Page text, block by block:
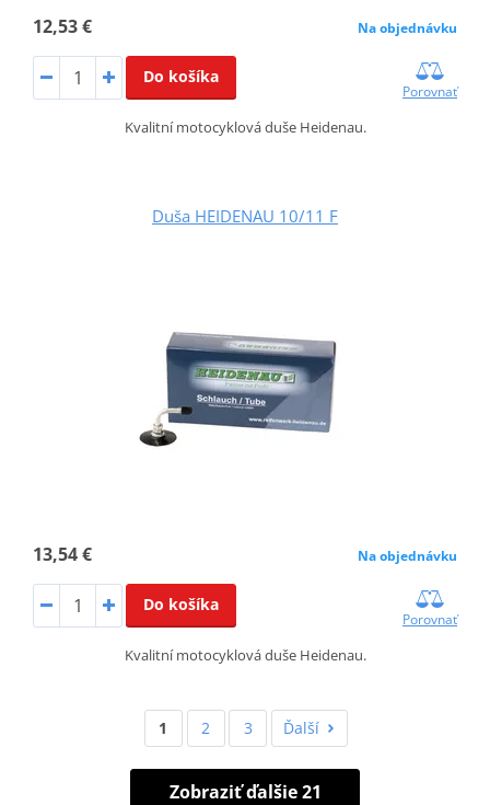
12,53 € Na objednávku
Do košíka
Porovnať
Kvalitní motocyklová duše Heidenau.
Duša HEIDENAU 10/11 F
13,54 € Na objednávku
Do košíka
Porovnať
Kvalitní motocyklová duše Heidenau.
1 2 3 Ďalší
Zobraziť ďalšie 21